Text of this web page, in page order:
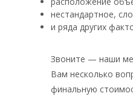
нестандартное,
и ряда других
Звоните — наши
Вам несколько
финальную